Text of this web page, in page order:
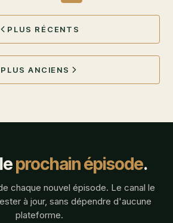
PLUS RÉCENTS
PLUS ANCIENS
prochain épisode.
chaque nouvel épisode. Le canal le
à jour, sans dépendre d'aucune
plateforme.